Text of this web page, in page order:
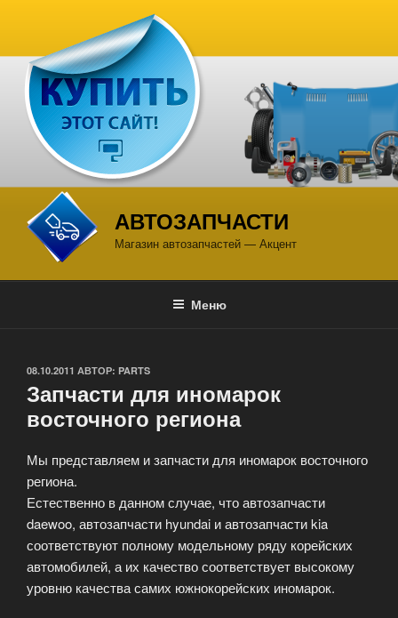
содержимому
АВТОЗАПЧАСТИ
Магазин автозапчастей — Акцент
Меню
ОПУБЛИКОВАНО
08.10.2011 АВТОР: PARTS
Запчасти для иномарок
восточного региона
Мы представляем и запчасти для иномарок восточного
региона.
Естественно в данном случае, что автозапчасти
daewoo, автозапчасти hyundai и автозапчасти kia
соответствуют полному модельному ряду корейских
автомобилей, а их качество соответствует высокому
уровню качества самих южнокорейских иномарок.